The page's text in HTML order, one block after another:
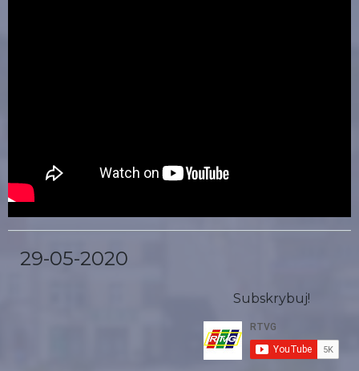
29-05-2020
Subskrybuj!